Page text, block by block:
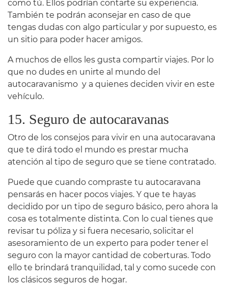
como tú. Ellos podrían contarte su experiencia.
También te podrán aconsejar en caso de que
tengas dudas con algo particular y por supuesto, es
un sitio para poder hacer amigos.
A muchos de ellos les gusta compartir viajes. Por lo
que no dudes en unirte al mundo del
autocaravanismo y a quienes deciden vivir en este
vehículo.
15. Seguro de autocaravanas
Otro de los consejos para vivir en una autocaravana
que te dirá todo el mundo es prestar mucha
atención al tipo de seguro que se tiene contratado.
Puede que cuando compraste tu autocaravana
pensarás en hacer pocos viajes. Y que te hayas
decidido por un tipo de seguro básico, pero ahora la
cosa es totalmente distinta. Con lo cual tienes que
revisar tu póliza y si fuera necesario, solicitar el
asesoramiento de un experto para poder tener el
seguro con la mayor cantidad de coberturas. Todo
ello te brindará tranquilidad, tal y como sucede con
los clásicos seguros de hogar.